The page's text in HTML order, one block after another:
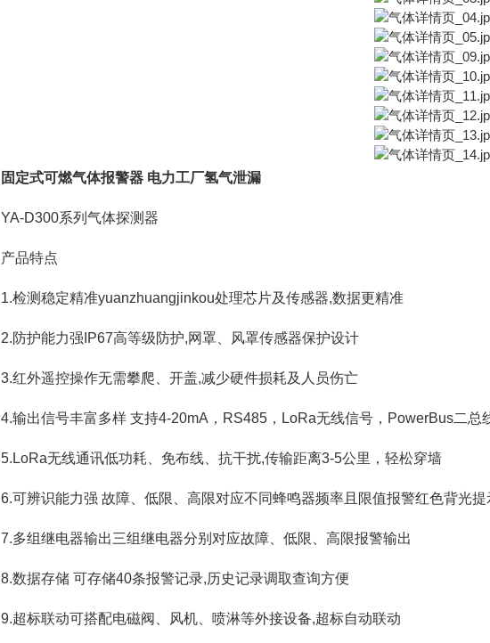
固定式可燃气体报警器 电力工厂氢气泄漏
YA-D300系列气体探测器
产品特点
1.检测稳定精准yuanzhuangjinkou处理芯片及传感器,数据更精准
2.防护能力强IP67高等级防护,网罩、风罩传感器保护设计
3.红外遥控操作无需攀爬、开盖,减少硬件损耗及人员伤亡
4.输出信号丰富多样 支持4-20mA，RS485，LoRa无线信号，PowerBus二总
5.LoRa无线通讯低功耗、免布线、抗干扰,传输距离3-5公里，轻松穿墙
6.可辨识能力强 故障、低限、高限对应不同蜂鸣器频率且限值报警红色背光提
7.多组继电器输出三组继电器分别对应故障、低限、高限报警输出
8.数据存储 可存储40条报警记录,历史记录调取查询方便
9.超标联动可搭配电磁阀、风机、喷淋等外接设备,超标自动联动